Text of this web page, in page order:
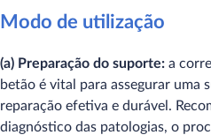
Modo de utilização
(a) Preparação do suporte: a
betão é vital para assegurar uma
reparação efetiva e durável.
diagnóstico das patologias, o